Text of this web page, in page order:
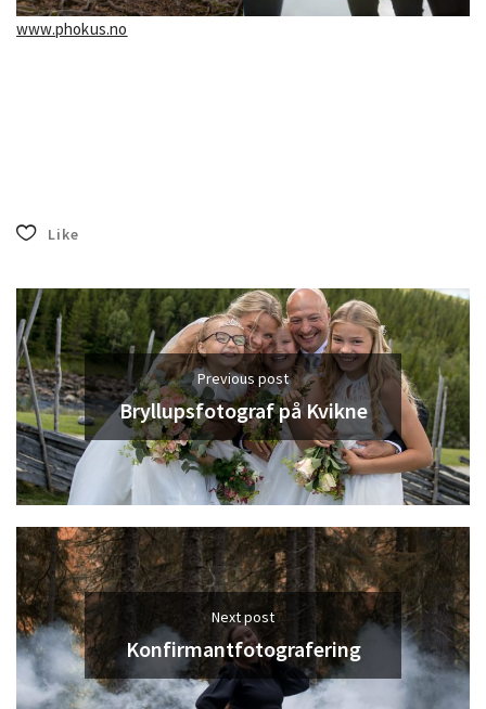
www.phokus.no
Like
Previous post
Bryllupsfotograf på Kvikne
Next post
Konfirmantfotografering